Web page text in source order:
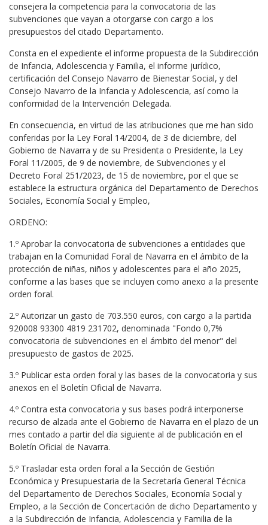
consejera la competencia para la convocatoria de las
subvenciones que vayan a otorgarse con cargo a los
presupuestos del citado Departamento.
Consta en el expediente el informe propuesta de la Subdirección
de Infancia, Adolescencia y Familia, el informe jurídico,
certificación del Consejo Navarro de Bienestar Social, y del
Consejo Navarro de la Infancia y Adolescencia, así como la
conformidad de la Intervención Delegada.
En consecuencia, en virtud de las atribuciones que me han sido
conferidas por la Ley Foral 14/2004, de 3 de diciembre, del
Gobierno de Navarra y de su Presidenta o Presidente, la Ley
Foral 11/2005, de 9 de noviembre, de Subvenciones y el
Decreto Foral 251/2023, de 15 de noviembre, por el que se
establece la estructura orgánica del Departamento de Derechos
Sociales, Economía Social y Empleo,
ORDENO:
1.º Aprobar la convocatoria de subvenciones a entidades que
trabajan en la Comunidad Foral de Navarra en el ámbito de la
protección de niñas, niños y adolescentes para el año 2025,
conforme a las bases que se incluyen como anexo a la presente
orden foral.
2.º Autorizar un gasto de 703.550 euros, con cargo a la partida
920008 93300 4819 231702, denominada "Fondo 0,7%
convocatoria de subvenciones en el ámbito del menor" del
presupuesto de gastos de 2025.
3.º Publicar esta orden foral y las bases de la convocatoria y sus
anexos en el Boletín Oficial de Navarra.
4.º Contra esta convocatoria y sus bases podrá interponerse
recurso de alzada ante el Gobierno de Navarra en el plazo de un
mes contado a partir del día siguiente al de publicación en el
Boletín Oficial de Navarra.
5.º Trasladar esta orden foral a la Sección de Gestión
Económica y Presupuestaria de la Secretaría General Técnica
del Departamento de Derechos Sociales, Economía Social y
Empleo, a la Sección de Concertación de dicho Departamento y
a la Subdirección de Infancia, Adolescencia y Familia de la